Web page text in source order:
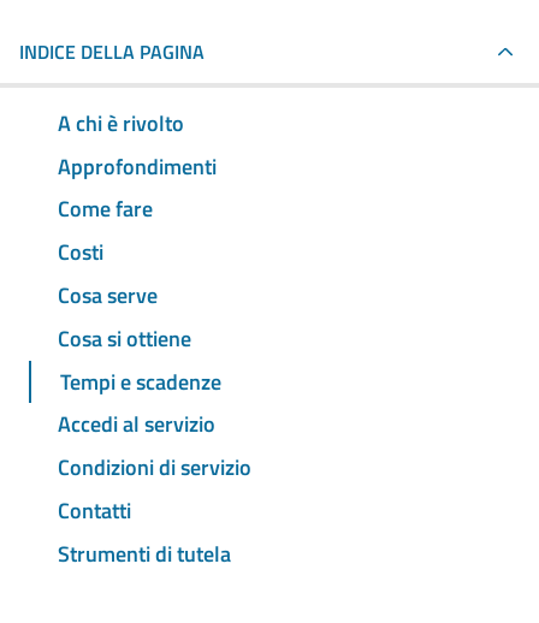
INDICE DELLA PAGINA
A chi è rivolto
Approfondimenti
Come fare
Costi
Cosa serve
Cosa si ottiene
Tempi e scadenze
Accedi al servizio
Condizioni di servizio
Contatti
Strumenti di tutela